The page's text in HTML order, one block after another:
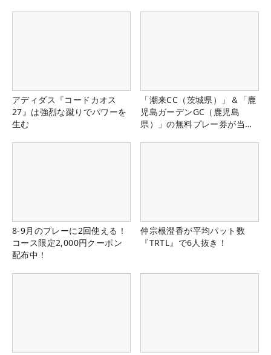
アディダス『コードカオス
27』は強烈な蹴りでパワーを
生む
「潮来CC（茨城県）」＆「鹿
児島ガーデンGC（鹿児島
県）」の無料プレー券が当た
8-9月のプレーに2回使える！
コース限定2,000円クーポン
配布中！
仲宗根澄香が平均パット数
『TRTL』で6人抜き！